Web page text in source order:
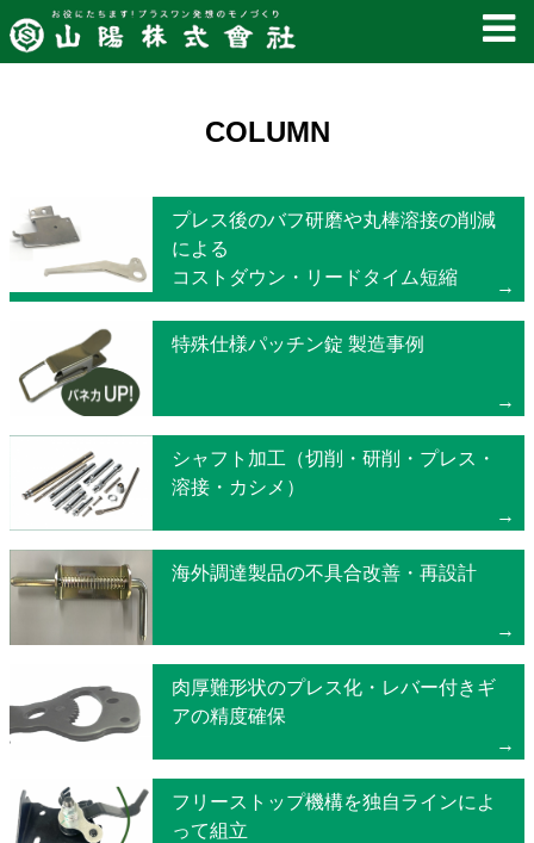
COLUMN
プレス後のバフ研磨や丸棒溶接の削減
による
コストダウン・リードタイム短縮
特殊仕様パッチン錠 製造事例
シャフト加工（切削・研削・プレス・
溶接・カシメ）
海外調達製品の不具合改善・再設計
肉厚難形状のプレス化・レバー付きギ
アの精度確保
フリーストップ機構を独自ラインによ
って組立